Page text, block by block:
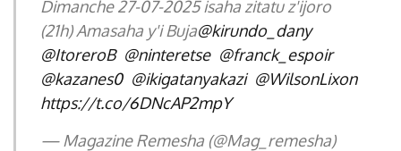
Dimanche 27-07-2025 isaha zitatu z'ijoro
(21h) Amasaha y'i Buja@kirundo_dany
@ItoreroB @ninteretse @franck_espoir
@kazanes0 @ikigatanyakazi @WilsonLixon
https://t.co/6DNcAP2mpY
— Magazine Remesha (@Mag_remesha)